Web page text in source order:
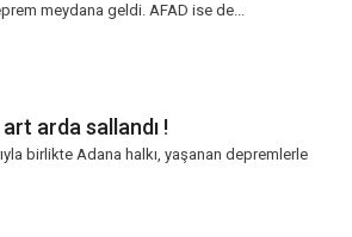
meydana geldi. AFAD ise de...
arda sallandı !
birlikte Adana halkı, yaşanan depremlerle